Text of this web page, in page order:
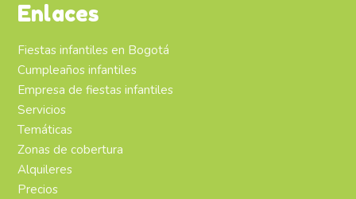
Enlaces
Fiestas infantiles en Bogotá
Cumpleaños infantiles
Empresa de fiestas infantiles
Servicios
Temáticas
Zonas de cobertura
Alquileres
Precios